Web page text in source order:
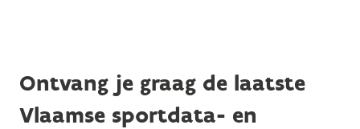
Ontvang je graag de laatste
Vlaamse sportdata- en